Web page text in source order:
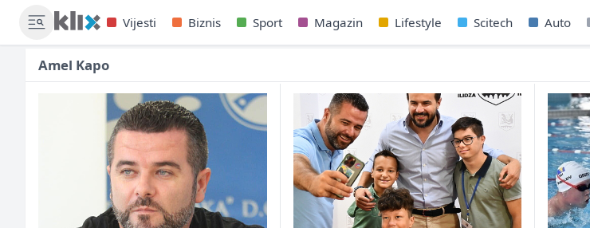
Vijesti Biznis Sport Magazin Lifestyle Scitech Auto
Amel Kapo